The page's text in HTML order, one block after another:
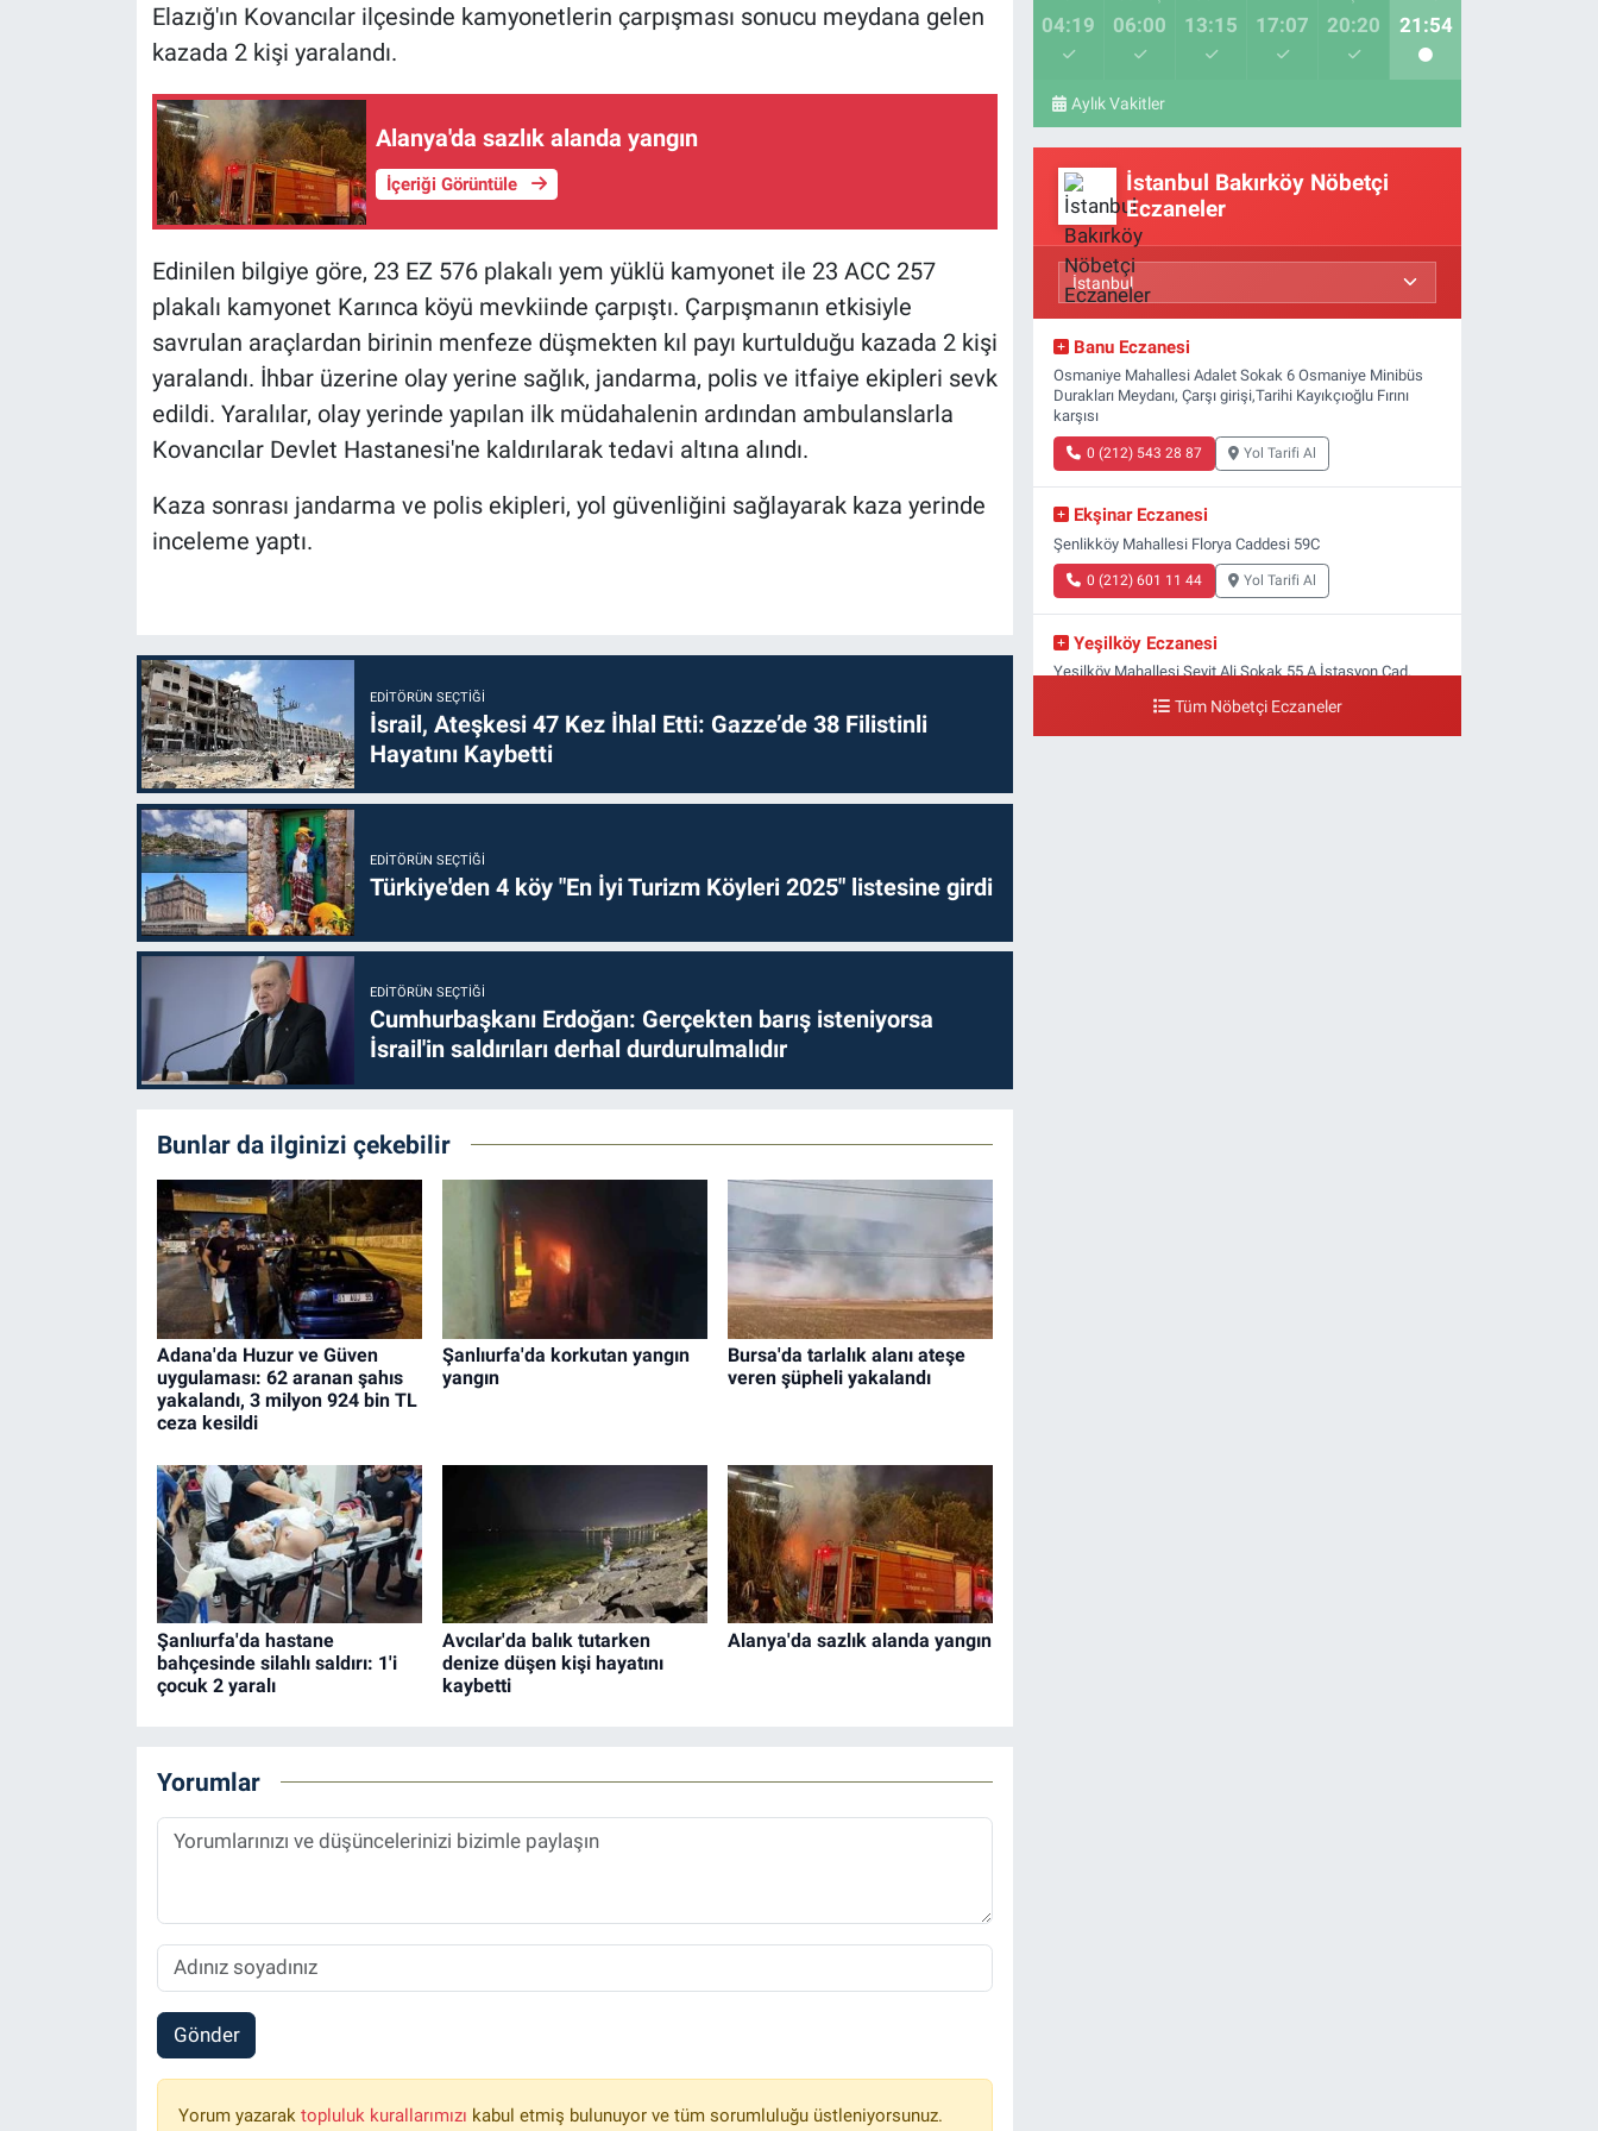
Elazığ'ın Kovancılar ilçesinde kamyonetlerin çarpışması sonucu meydana gelen
kazada 2 kişi yaralandı.
Alanya'da sazlık alanda yangın
İçeriği Görüntüle
Edinilen bilgiye göre, 23 EZ 576 plakalı yem yüklü kamyonet ile 23 ACC 257
plakalı kamyonet Karınca köyü mevkiinde çarpıştı. Çarpışmanın etkisiyle
savrulan araçlardan birinin menfeze düşmekten kıl payı kurtulduğu kazada 2 kişi
yaralandı. İhbar üzerine olay yerine sağlık, jandarma, polis ve itfaiye ekipleri sevk
edildi. Yaralılar, olay yerinde yapılan ilk müdahalenin ardından ambulanslarla
Kovancılar Devlet Hastanesi'ne kaldırılarak tedavi altına alındı.
Kaza sonrası jandarma ve polis ekipleri, yol güvenliğini sağlayarak kaza yerinde
inceleme yaptı.
EDITÖRÜN SEÇTIĞI
İsrail, Ateşkesi 47 Kez İhlal Etti: Gazze’de 38 Filistinli
Hayatını Kaybetti
EDITÖRÜN SEÇTIĞI
Türkiye'den 4 köy "En İyi Turizm Köyleri 2025" listesine girdi
EDITÖRÜN SEÇTIĞI
Cumhurbaşkanı Erdoğan: Gerçekten barış isteniyorsa
İsrail'in saldırıları derhal durdurulmalıdır
Bunlar da ilginizi çekebilir
Adana'da Huzur ve Güven
uygulaması: 62 aranan şahıs
yakalandı, 3 milyon 924 bin TL
ceza kesildi
Şanlıurfa'da korkutan yangın
yangın
Bursa'da tarlalık alanı ateşe
veren şüpheli yakalandı
Şanlıurfa'da hastane
bahçesinde silahlı saldırı: 1'i
çocuk 2 yaralı
Avcılar'da balık tutarken
denize düşen kişi hayatını
kaybetti
Alanya'da sazlık alanda yangın
Yorumlar
Gönder
Yorum yazarak topluluk kurallarımızı kabul etmiş bulunuyor ve tüm sorumluluğu üstleniyorsunuz.
04:19 06:00 13:15 17:07 20:20 21:54
Aylık Vakitler
İstanbul Bakırköy Nöbetçi
Eczaneler
Banu Eczanesi
Osmaniye Mahallesi Adalet Sokak 6 Osmaniye Minibüs
Durakları Meydanı, Çarşı girişi,Tarihi Kayıkçıoğlu Fırını
karşısı
0 (212) 543 28 87 Yol Tarifi Al
Ekşinar Eczanesi
Şenlikköy Mahallesi Florya Caddesi 59C
0 (212) 601 11 44 Yol Tarifi Al
Yeşilköy Eczanesi
Yeşilköy Mahallesi Seyit Ali Sokak 55 A İstasyon Cad.
Tüm Nöbetçi Eczaneler